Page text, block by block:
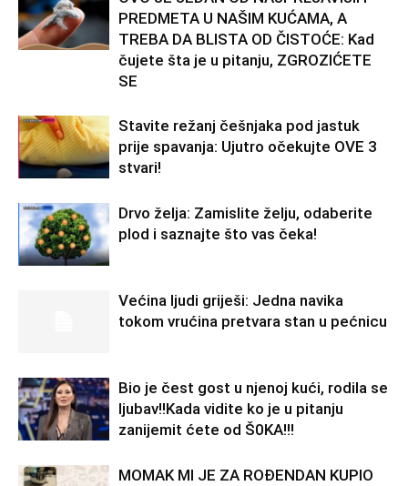
PREDMETA U NAŠIM KUĆAMA, A
TREBA DA BLISTA OD ČISTOĆE: Kad
čujete šta je u pitanju, ZGROZIĆETE
SE
Stavite režanj češnjaka pod jastuk
prije spavanja: Ujutro očekujte OVE 3
stvari!
Drvo želja: Zamislite želju, odaberite
plod i saznajte što vas čeka!
Većina ljudi griješi: Jedna navika
tokom vrućina pretvara stan u pećnicu
Bio je čest gost u njenoj kući, rodila se
ljubav!!Kada vidite ko je u pitanju
zanijemit ćete od Š0KA!!!
MOMAK MI JE ZA ROĐENDAN KUPIO